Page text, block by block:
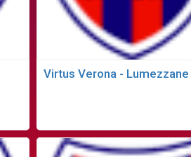
Virtus Verona - Lumezzane